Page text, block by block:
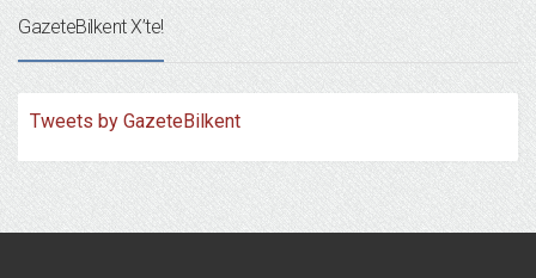
GazeteBilkent X’te!
Tweets by GazeteBilkent